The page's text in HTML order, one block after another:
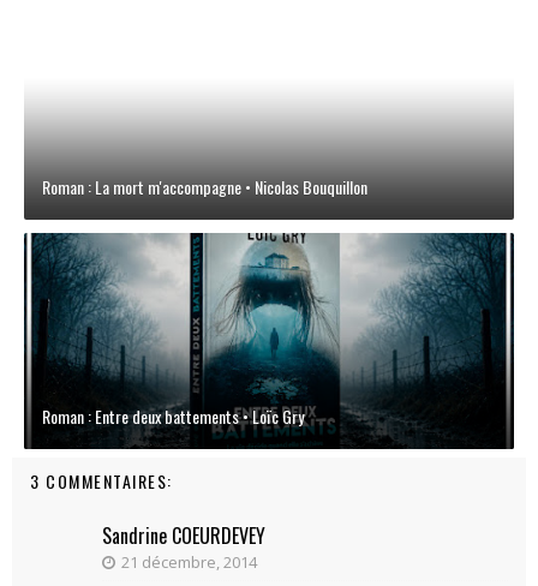
Roman : La mort m'accompagne • Nicolas Bouquillon
Roman : Entre deux battements • Loïc Gry
3 COMMENTAIRES:
Sandrine COEURDEVEY
21 décembre, 2014